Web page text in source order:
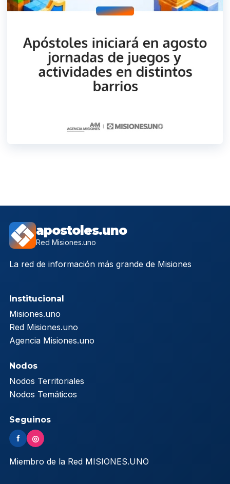
apostoles.uno
Red Misiones.uno
La red de información más grande de Misiones
Institucional
Misiones.uno
Red Misiones.uno
Agencia Misiones.uno
Nodos
Nodos Territoriales
Nodos Temáticos
Seguinos
f ◎
Miembro de la Red MISIONES.UNO